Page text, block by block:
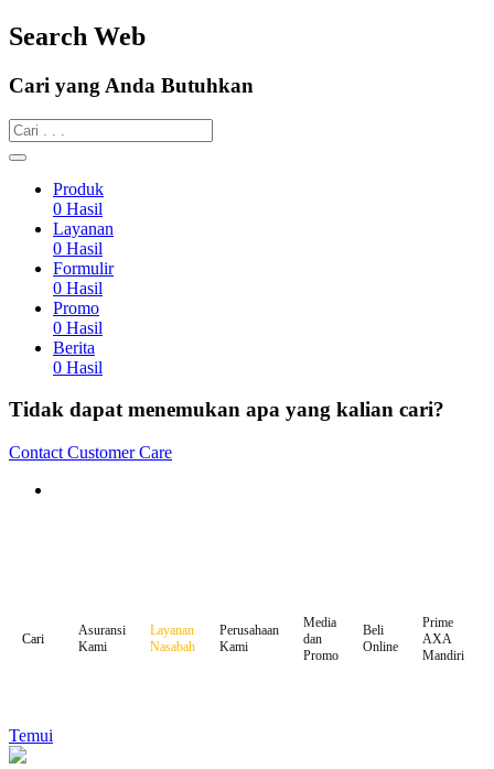
Search Web
Cari yang Anda Butuhkan
Produk
0 Hasil
Layanan
0 Hasil
Formulir
0 Hasil
Promo
0 Hasil
Berita
0 Hasil
Tidak dapat menemukan apa yang kalian cari?
Contact Customer Care
Cari
Asuransi
Kami
Layanan
Nasabah
Perusahaan
Kami
Media
dan
Promo
Beli
Online
Prime
AXA
Mandiri
Temui